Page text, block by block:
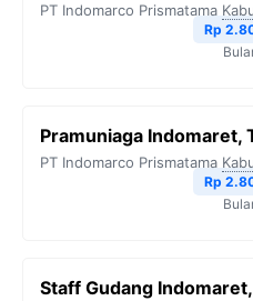
PT Indomarco Prismatama
Rp
Pramuniaga Indomaret,
PT Indomarco Prismatama
Rp
Staff Gudang